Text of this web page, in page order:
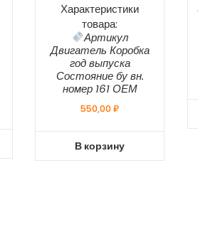
Характеристики
товара:
Артикул
Двигатель Коробка
год выпуска
Состояние бу вн.
номер 161 ОЕМ
550,00₽
В корзину